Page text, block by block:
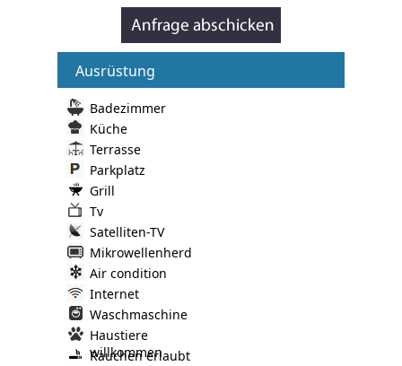
Ausrüstung
Badezimmer
Küche
Terrasse
Parkplatz
Grill
Tv
Satelliten-TV
Mikrowellenherd
Air condition
Internet
Waschmaschine
Haustiere
willkommen
Rauchen erlaubt